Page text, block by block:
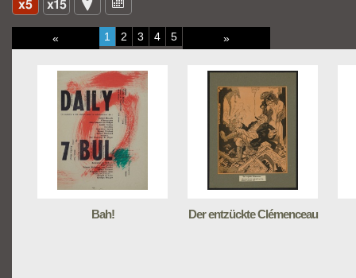
« 1 2 3 4 5 »
Bah! Der entzückte Clémenceau